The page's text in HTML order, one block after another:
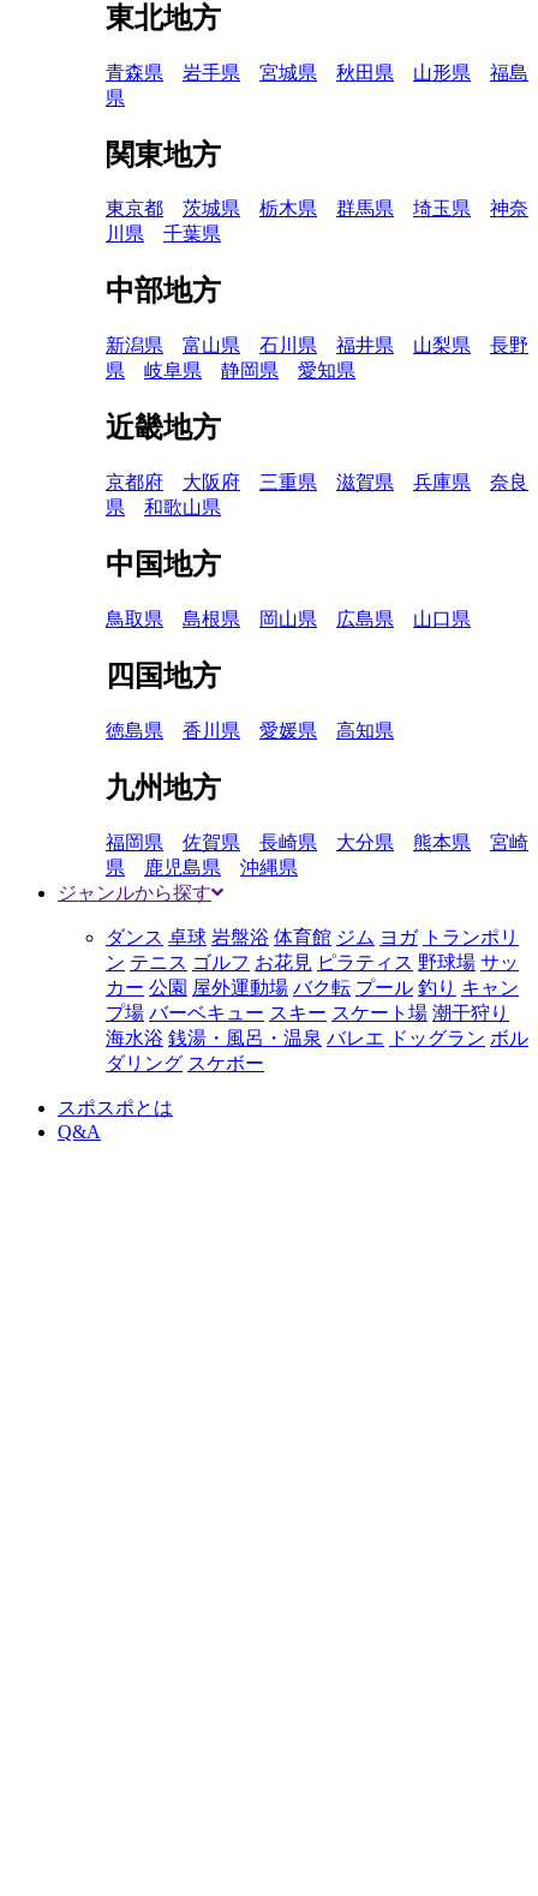
東北地方
青森県 岩手県 宮城県 秋田県 山形県
福島
県
関東地方
東京都 茨城県 栃木県 群馬県 埼玉県
神奈
川県
千葉県
中部地方
新潟県 富山県 石川県 福井県 山梨県
長野
県
岐阜県 静岡県 愛知県
近畿地方
京都府 大阪府 三重県 滋賀県 兵庫県
奈良
県
和歌山県
中国地方
鳥取県 島根県 岡山県 広島県 山口県
四国地方
徳島県 香川県 愛媛県 高知県
九州地方
福岡県 佐賀県 長崎県 大分県 熊本県
宮崎
県
鹿児島県
沖縄県
ジャンルから探す
ダンス 卓球 岩盤浴 体育館 ジム ヨガ トランポリ
ン テニス ゴルフ お花見 ピラティス 野球場 サッ
カー 公園 屋外運動場 バク転 プール 釣り キャン
プ場 バーベキュー スキー スケート場 潮干狩り
海水浴 銭湯・風呂・温泉 バレエ ドッグラン ボル
ダリング スケボー
スポスポとは
Q&A